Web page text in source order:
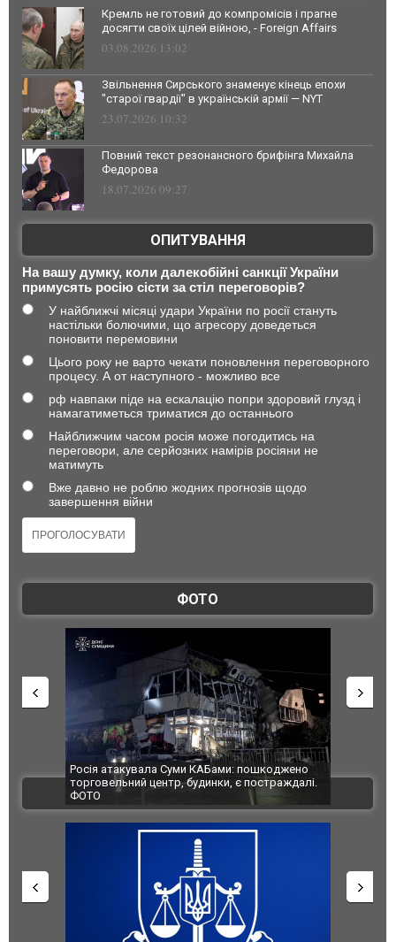
Кремль не готовий до компромісів і прагне
досягти своїх цілей війною, - Foreign Affairs
03.08.2026 13:02
Звільнення Сирського знаменує кінець епохи
"старої гвардії" в українській армії — NYT
23.07.2026 10:32
Повний текст резонансного брифінга Михайла
Федорова
18.07.2026 09:27
ОПИТУВАННЯ
На вашу думку, коли далекобійні санкції України
примусять росію сісти за стіл переговорів?
У найближчі місяці удари України по росії стануть
настільки болючими, що агресору доведеться
поновити перемовини
Цього року не варто чекати поновлення переговорного
процесу. А от наступного - можливо все
рф навпаки піде на ескалацію попри здоровий глузд і
намагатиметься триматися до останнього
Найближчим часом росія може погодитись на
переговори, але серйозних намірів росіяни не
матимуть
Вже давно не роблю жодних прогнозів щодо
завершення війни
ФОТО
Українські надзвичайники врятували козуленя
під час ліквідації масштабної лісової пожежі у
Франції
СБУ за
ВІДЕО